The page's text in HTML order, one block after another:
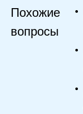
Похожие
вопросы